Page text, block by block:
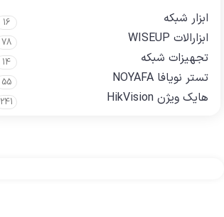
ابزار شبکه
16
ابزارالات WISEUP 78
تجهیزات شبکه 14
تستر نویافا NOYAFA 55
هایک ویژن HikVision 241